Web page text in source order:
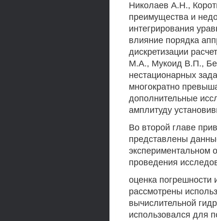
Николаев А.Н.,
преимущества и
интегрирования
влияние порядка
дискретизации
М.А., Мукоид В.П.,
нестационарных
многократно
дополнительные
амплитуду
Во второй главе
представлены
экспериментальном
проведения
оценка погрешности
рассмотрены
вычислительной
использовался для